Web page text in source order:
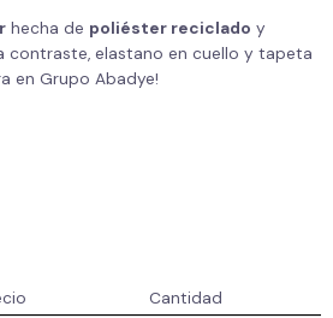
hecha de poliéster reciclado y
contraste, elastano en cuello y tapeta
en Grupo Abadye!
Cantidad